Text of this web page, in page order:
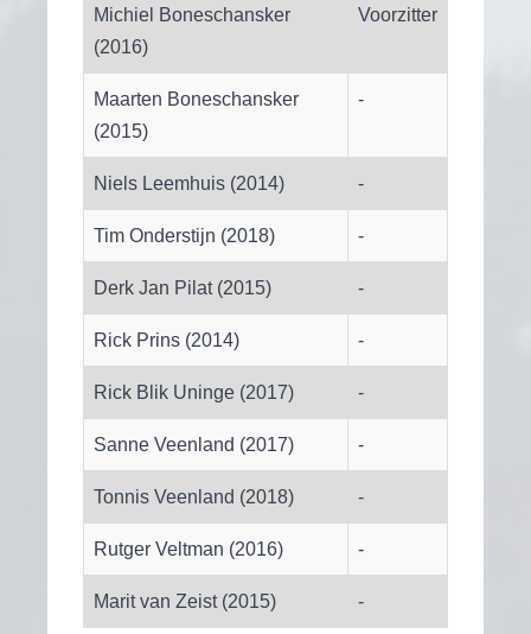
Michiel Boneschansker
(2016)
Voorzitter
Maarten Boneschansker
(2015)
-
Niels Leemhuis (2014) -
Tim Onderstijn (2018) -
Derk Jan Pilat (2015) -
Rick Prins (2014) -
Rick Blik Uninge (2017) -
Sanne Veenland (2017) -
Tonnis Veenland (2018) -
Rutger Veltman (2016) -
Marit van Zeist (2015) -